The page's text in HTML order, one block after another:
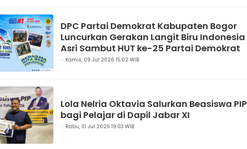
DPC Partai Demokrat Kabupaten Bogor
Luncurkan Gerakan Langit Biru Indonesia
Asri Sambut HUT ke-25 Partai Demokrat
Kamis, 09 Jul 2026 15:02 WIB
Lola Nelria Oktavia Salurkan Beasiswa PIP
bagi Pelajar di Dapil Jabar XI
Rabu, 01 Jul 2026 19:03 WIB